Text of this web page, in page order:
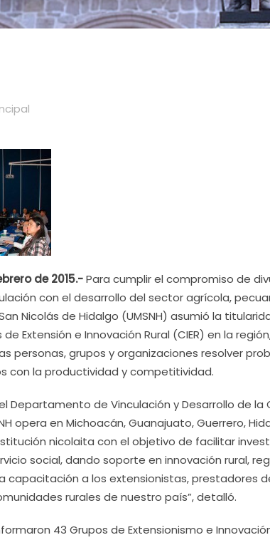
de 2015.-Para cumplir el compromiso de
con el desarrollo del sector agrícola,
Nicolás de Hidalgo (UMSNH) asumió la
Extensión e Innovación Rural (CIER) en la
personas, grupos y organizaciones resolver
con la productividad y competitividad.
Departamento de Vinculación y Desarrollo de la
opera en Michoacán, Guanajuato, Guerrero,
nicolaita con el objetivo de facilitar
social, dando soporte en innovación rural,
a los extensionistas, prestadores
rurales de nuestro país”, detalló.
43 Grupos de Extensionismo e